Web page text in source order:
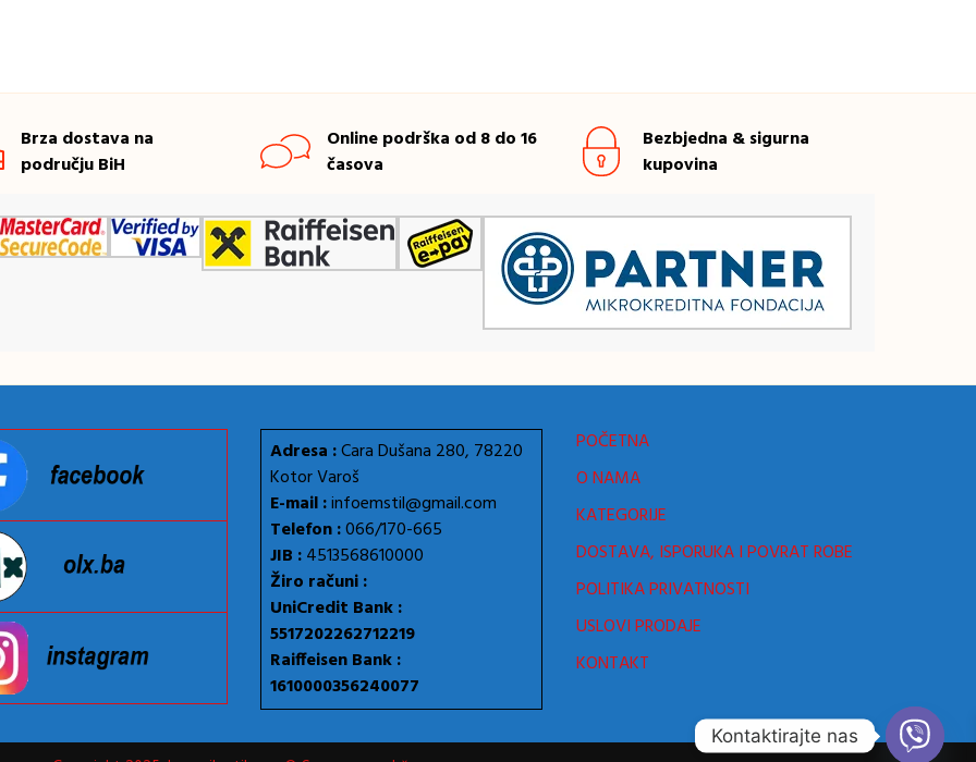
Brza dostava na
području BiH
Online podrška od 8 do 16
časova
Bezbjedna & sigurna
kupovina
Adresa :Cara Dušana 280, 78220
Kotor Varoš
E-mail :infoemstil@gmail.com
Telefon :066/170-665
JIB :4513568610000
Žiro računi :
UniCredit Bank :
5517202262712219
Raiffeisen Bank :
1610000356240077
POČETNA
O NAMA
KATEGORIJE
DOSTAVA, ISPORUKA I POVRAT ROBE
POLITIKA PRIVATNOSTI
USLOVI PRODAJE
KONTAKT
Kontaktirajte nas